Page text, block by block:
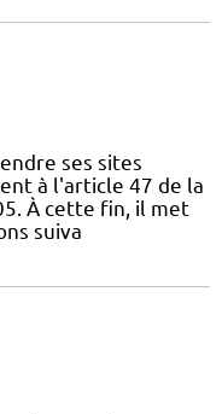
ses sites
à l'article 47 de la
À cette fin, il met
suiva